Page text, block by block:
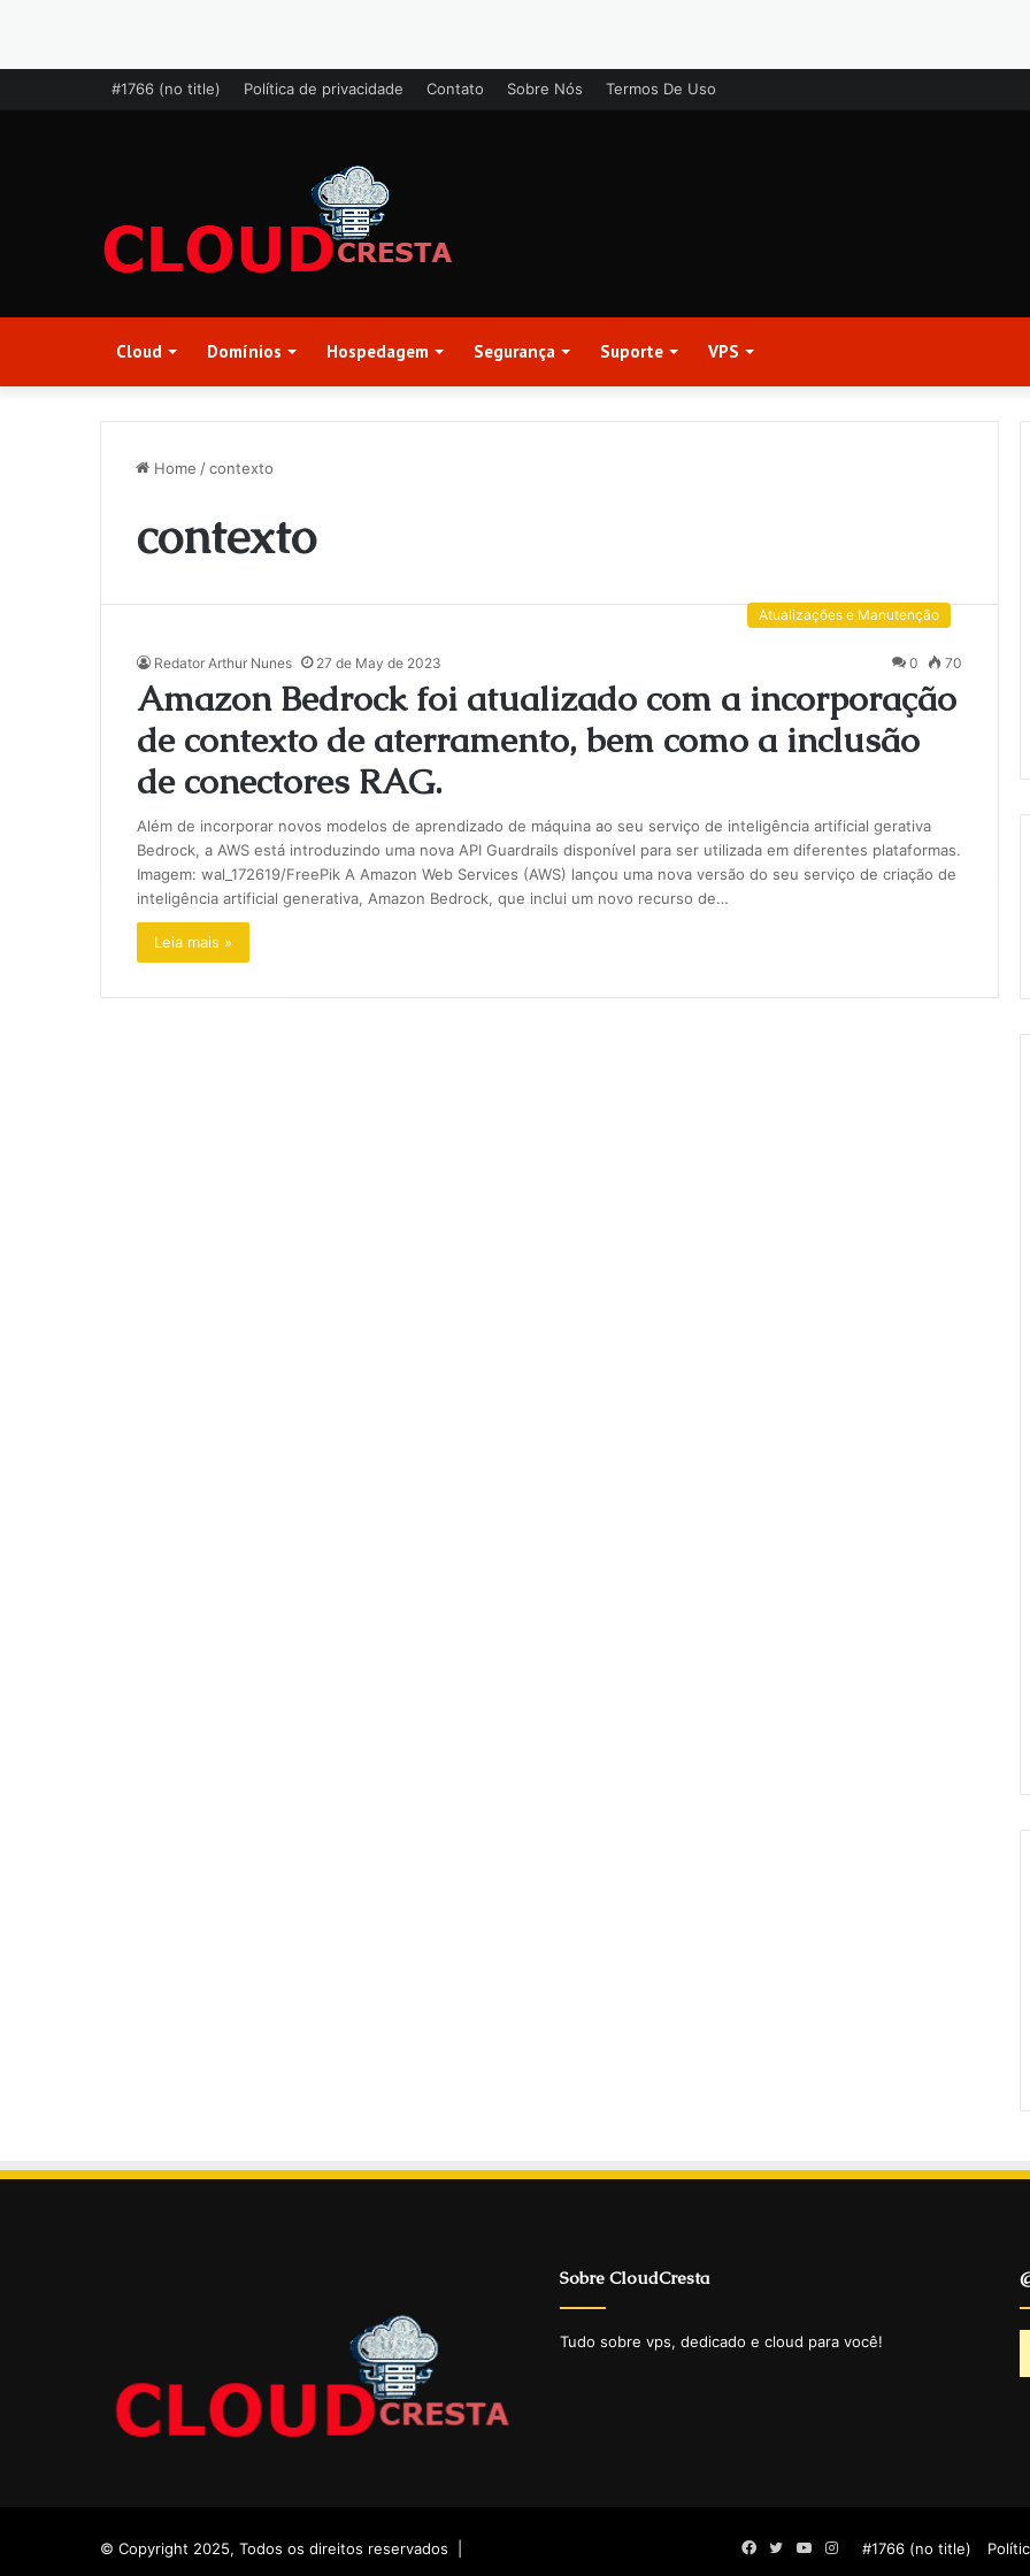
#1766 (no title) Política de privacidade Contato Sobre Nós Termos De Uso
Cloud Domínios Hospedagem Segurança Suporte VPS
Home /contexto
contexto
Atualizações e Manutenção
Redator Arthur Nunes 27 de May de 2023 0 70
Amazon Bedrock foi atualizado com a incorporação
de contexto de aterramento, bem como a inclusão
de conectores RAG.
Além de incorporar novos modelos de aprendizado de máquina ao seu serviço de inteligência artificial gerativa
Bedrock, a AWS está introduzindo uma nova API Guardrails disponível para ser utilizada em diferentes plataformas.
Imagem: wal_172619/FreePik A Amazon Web Services (AWS) lançou uma nova versão do seu serviço de criação de
inteligência artificial generativa, Amazon Bedrock, que inclui um novo recurso de…
Leia mais »
Sobre CloudCresta
Tudo sobre vps, dedicado e cloud para você!
© Copyright 2025, Todos os direitos reservados | #1766 (no title)
Facebook
TwitterYouTube
Instagram